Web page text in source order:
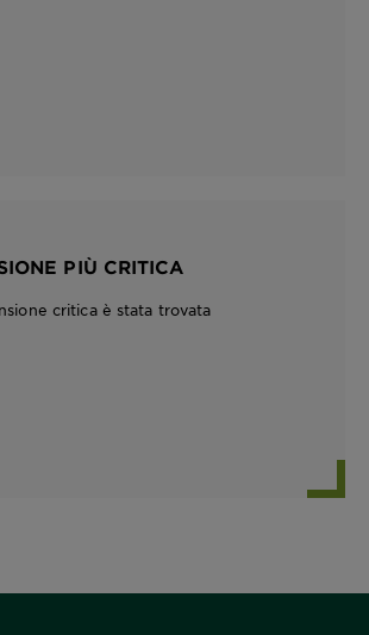
PIÙ CRITICA
critica è stata trovata